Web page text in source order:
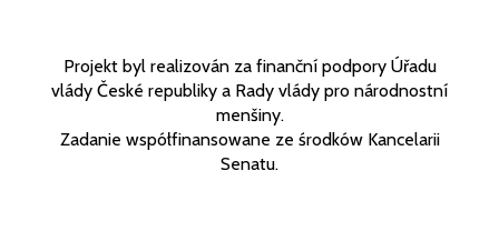
Projekt byl realizován za finanční podpory Úřadu
vlády České republiky a Rady vlády pro národnostní
menšiny.
Zadanie współfinansowane ze środków Kancelarii
Senatu.